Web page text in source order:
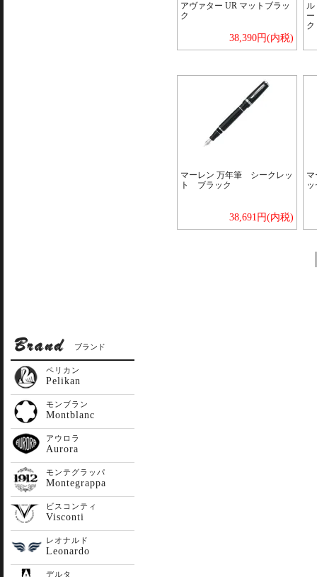
アヴァター UR マットブラッ
ク
38,390円(内税)
ク
マーレン 万年筆 シークレッ
ト ブラック
38,691円(内税)
マ
ブランド
ペリカン
Pelikan
モンブラン
Montblanc
アウロラ
Aurora
モンテグラッパ
Montegrappa
ビスコンティ
Visconti
レオナルド
Leonardo
デルタ